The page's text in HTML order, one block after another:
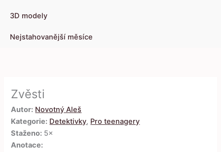
3D modely
Nejstahovanější měsíce
Zvěsti
Autor: Novotný Aleš
Kategorie: Detektivky, Pro teenagery
Staženo: 5×
Anotace: